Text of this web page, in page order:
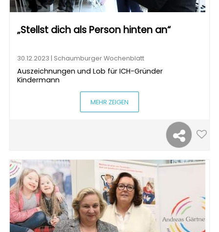
„Stellst dich als Person hinten an“
30.12.2023 | Schaumburger Wochenblatt
Auszeichnungen und Lob für ICH-Gründer
Kindermann
MEHR ZEIGEN